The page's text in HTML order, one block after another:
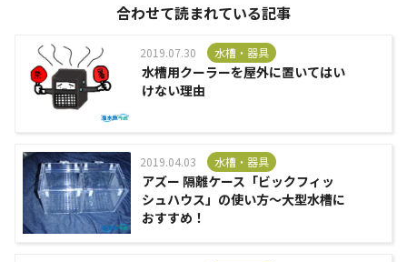
合わせて読まれている記事
2019.07.30 水槽・器具
水槽用クーラーを屋外に置いてはい
けない理由
2019.04.03 水槽・器具
アズー 隔離ケース「ビックフィッ
シュハウス」の使い方～大型水槽に
おすすめ！